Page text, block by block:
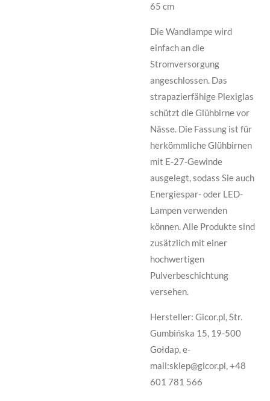
65 cm
Die Wandlampe wird
einfach an die
Stromversorgung
angeschlossen. Das
strapazierfähige Plexiglas
schützt die Glühbirne vor
Nässe. Die Fassung ist für
herkömmliche Glühbirnen
mit E-27-Gewinde
ausgelegt, sodass Sie auch
Energiespar- oder LED-
Lampen verwenden
können. Alle Produkte sind
zusätzlich mit einer
hochwertigen
Pulverbeschichtung
versehen.
Hersteller: Gicor.pl, Str.
Gumbińska 15, 19-500
Gołdap, e-
mail:sklep@gicor.pl, +48
601 781 566